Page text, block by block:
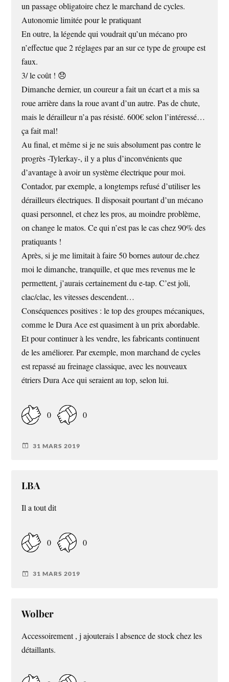
un passage obligatoire chez le marchand de cycles.
Autonomie limitée pour le pratiquant
En outre, la légende qui voudrait qu’un mécano pro
n’effectue que 2 réglages par an sur ce type de groupe est
faux.
3/ le coût ! 😞
Dimanche dernier, un coureur a fait un écart et a mis sa
roue arrière dans la roue avant d’un autre. Pas de chute,
mais le dérailleur n’a pas résisté. 600€ selon l’intéressé…
ça fait mal!
Au final, et même si je ne suis absolument pas contre le
progrès -Tylerkay-, il y a plus d’inconvénients que
d’avantage à avoir un système électrique pour moi.
Contador, par exemple, a longtemps refusé d’utiliser les
dérailleurs électriques. Il disposait pourtant d’un mécano
quasi personnel, et chez les pros, au moindre problème,
on change le matos. Ce qui n’est pas le cas chez 90% des
pratiquants !
Après, si je me limitait à faire 50 bornes autour de.chez
moi le dimanche, tranquille, et que mes revenus me le
permettent, j’aurais certainement du e-tap. C’est joli,
clac/clac, les vitesses descendent…
Conséquences positives : le top des groupes mécaniques,
comme le Dura Ace est quasiment à un prix abordable.
Et pour continuer à les vendre, les fabricants continuent
de les améliorer. Par exemple, mon marchand de cycles
est repassé au freinage classique, avec les nouveaux
étriers Dura Ace qui seraient au top, selon lui.
0 0
31 MARS 2019
LBA
Il a tout dit
0 0
31 MARS 2019
Wolber
Accessoirement , j ajouterais l absence de stock chez les
détaillants.